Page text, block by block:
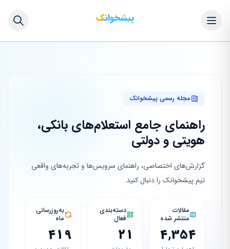
مجله رسمی پیشخوانک
راهنمای جامع استعلام‌های بانکی،
هویتی و دولتی
گزارش‌های اختصاصی، راهنمای سرویس‌ها و تجربه‌های واقعی
تیم پیشخوانک را دنبال کنید.
مقالات
منتشر شده
4,354
دسته‌بندی
فعال
21
به‌روزرسانی
ماه
419